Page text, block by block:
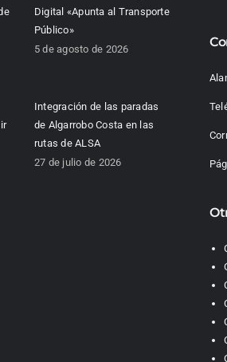
Digital «Apunta al Transporte
Público»
5 de agosto de 2026
Integración de las paradas
de Algarrobo Costa en las
rutas de ALSA
27 de julio de 2026